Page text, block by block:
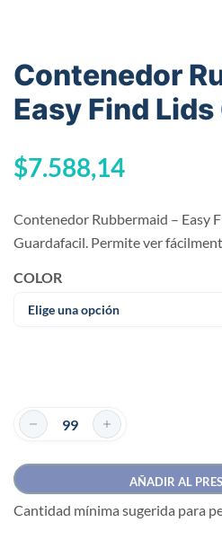
Contenedor
Easy Find
$7.588,14
Contenedor Rubbermaid – Easy
Guardafacil. Permite ver
COLOR
AÑADIR AL
Cantidad mínima sugerida para